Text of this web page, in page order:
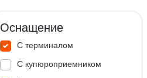
Оснащение
С терминалом
С купюроприемником